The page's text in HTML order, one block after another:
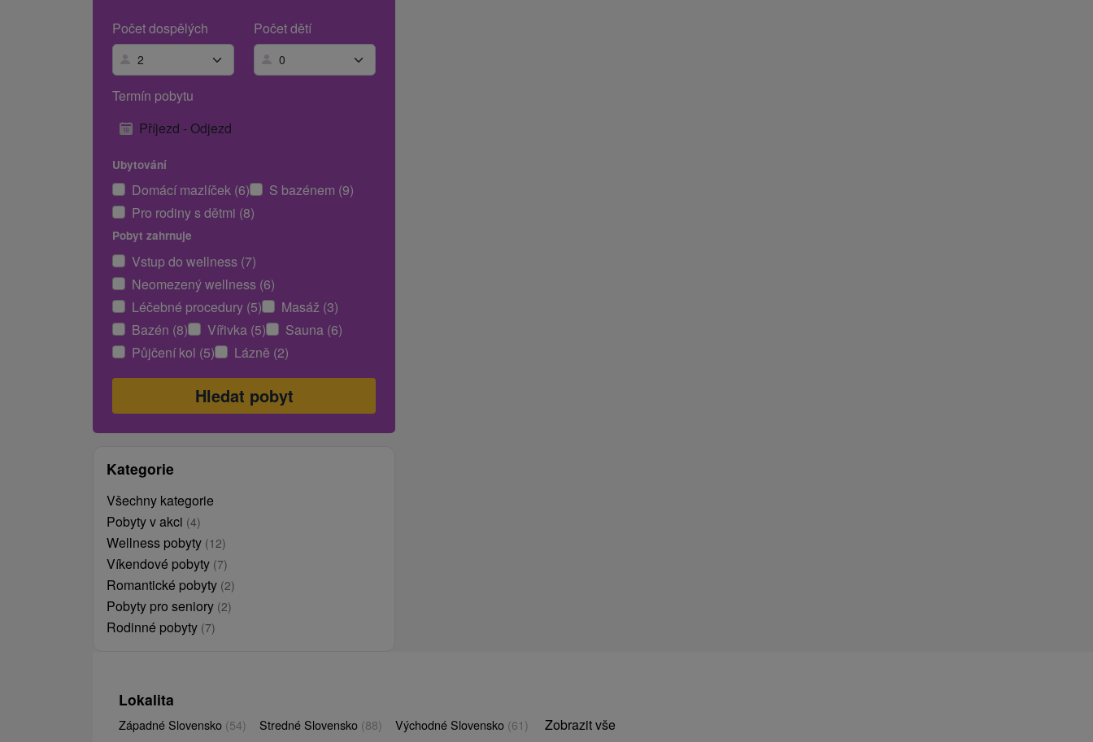
Počet dospělých
Počet dětí
Termín pobytu
Příjezd - Odjezd
Ubytování
Domácí mazlíček (6)
S bazénem (9)
Pro rodiny s dětmi (8)
Pobyt zahrnuje
Vstup do wellness (7)
Neomezený wellness (6)
Léčebné procedury (5)
Masáž (3)
Bazén (8)
Vířivka (5)
Sauna (6)
Půjčení kol (5)
Lázně (2)
Kategorie
Všechny kategorie
Pobyty v akci (4)
Wellness pobyty (12)
Víkendové pobyty (7)
Romantické pobyty (2)
Pobyty pro seniory (2)
Rodinné pobyty (7)
Lokalita
Západné Slovensko (54) Stredné Slovensko (88) Východné Slovensko (61) Zobrazit vše